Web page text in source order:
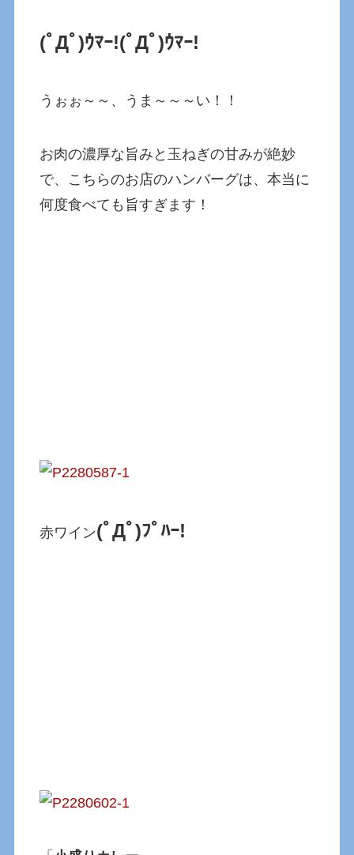
(ﾟДﾟ)ｳﾏｰ!(ﾟДﾟ)ｳﾏｰ!
うぉぉ～～、うま～～～い！！
お肉の濃厚な旨みと玉ねぎの甘みが絶妙
で、こちらのお店のハンバーグは、本当に
何度食べても旨すぎます！
赤ワイン(ﾟДﾟ)ﾌﾟﾊｰ!